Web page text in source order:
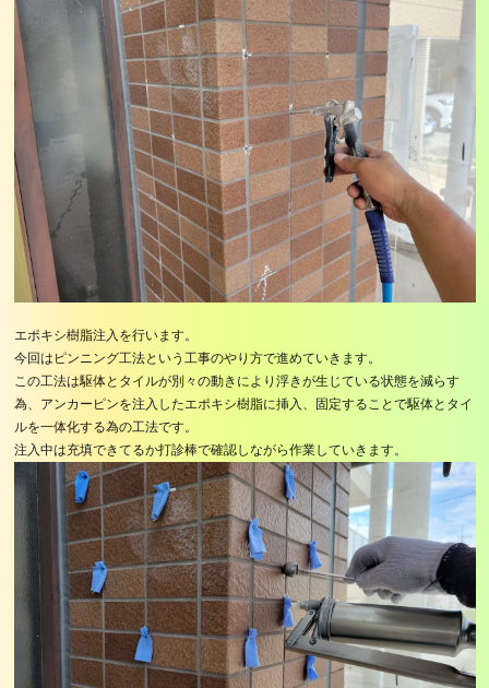
エポキシ樹脂注入を行います。
今回はピンニング工法という工事のやり方で進めていきます。
この工法は駆体とタイルが別々の動きにより浮きが生じている状態を減らす
為、アンカーピンを注入したエポキシ樹脂に挿入、固定することで駆体とタイ
ルを一体化する為の工法です。
注入中は充填できてるか打診棒で確認しながら作業していきます。